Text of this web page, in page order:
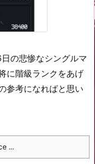
の悲惨なシングルマ
に階級ランクをあげ
参考になればと思い
...